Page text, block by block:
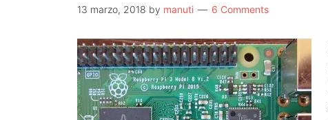
13 marzo, 2018 by manuti 6 Comments